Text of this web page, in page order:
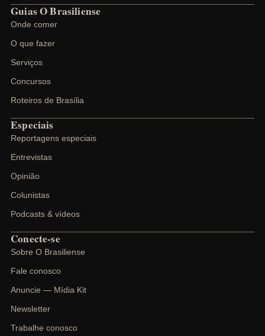
Guias O Brasiliense
Onde comer
O que fazer
Serviços
Concursos
Roteiros de Brasília
Especiais
Reportagens especiais
Entrevistas
Opinião
Colunistas
Podcasts & vídeos
Conecte-se
Sobre O Brasiliense
Fale conosco
Anuncie — Mídia Kit
Newsletter
Trabalhe conosco